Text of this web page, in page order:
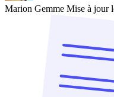
Marion Gemme Mise à jour